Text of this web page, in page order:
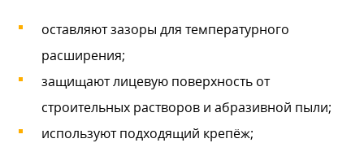
оставляют зазоры для температурного
расширения;
защищают лицевую поверхность от
строительных растворов и абразивной пыли;
используют подходящий крепёж;